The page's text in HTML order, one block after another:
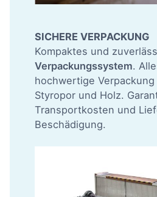
SICHERE VERPACKUNG
Kompaktes und
Verpackungssystem.
hochwertige Verpackung
Styropor und Holz.
Transportkosten und
Beschädigung.